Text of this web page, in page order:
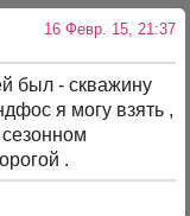
16 Февр. 15, 21:37
был - скважину
я могу взять ,
.